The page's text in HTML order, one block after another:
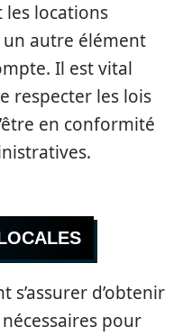
les locations
un autre élément
Il est vital
respecter les lois
en conformité
d’obtenir
pour